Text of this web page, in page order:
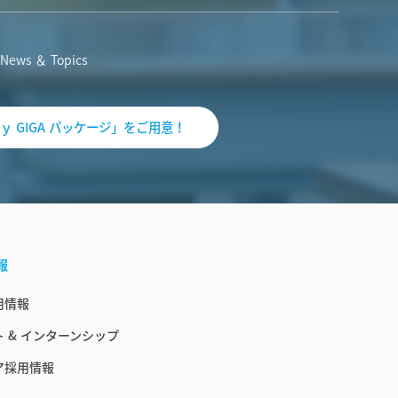
News ＆ Topics
GIGA パッケージ」をご用意！
情報
& インターンシップ
採用情報